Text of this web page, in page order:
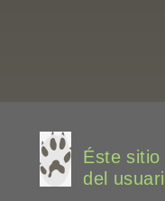
Éste
del